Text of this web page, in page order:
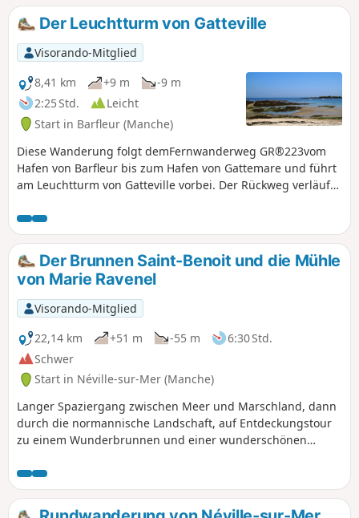
Der Leuchtturm von Gatteville
Visorando-Mitglied
8,41 km
+9 m
-9 m
2:25 Std.
Leicht
Start in Barfleur (Manche)
Diese Wanderung folgt demFernwanderweg GR®223vom
Hafen von Barfleur bis zum Hafen von Gattemare und führt
am Leuchtturm von Gatteville vorbei. Der Rückweg verläuft
wieder auf denGR®223trifft und zum Ausgangspunkt
zurückkehrt.
Der Brunnen Saint-Benoit und die Mühle
von Marie Ravenel
Visorando-Mitglied
22,14 km
+51 m -55 m
6:30 Std.
Schwer
Start in Néville-sur-Mer (Manche)
Langer Spaziergang zwischen Meer und Marschland, dann
durch die normannische Landschaft, auf Entdeckungstour
zu einem Wunderbrunnen und einer wunderschönen
Ravenel lebte.